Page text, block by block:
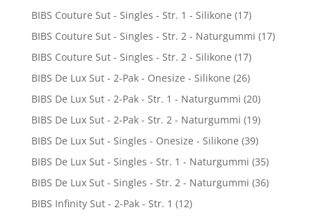
BIBS Couture Sut - Singles - Str. 1 - Silikone (17)
BIBS Couture Sut - Singles - Str. 2 - Naturgummi (17)
BIBS Couture Sut - Singles - Str. 2 - Silikone (17)
BIBS De Lux Sut - 2-Pak - Onesize - Silikone (26)
BIBS De Lux Sut - 2-Pak - Str. 1 - Naturgummi (20)
BIBS De Lux Sut - 2-Pak - Str. 2 - Naturgummi (19)
BIBS De Lux Sut - Singles - Onesize - Silikone (39)
BIBS De Lux Sut - Singles - Str. 1 - Naturgummi (35)
BIBS De Lux Sut - Singles - Str. 2 - Naturgummi (36)
BIBS Infinity Sut - 2-Pak - Str. 1 (12)